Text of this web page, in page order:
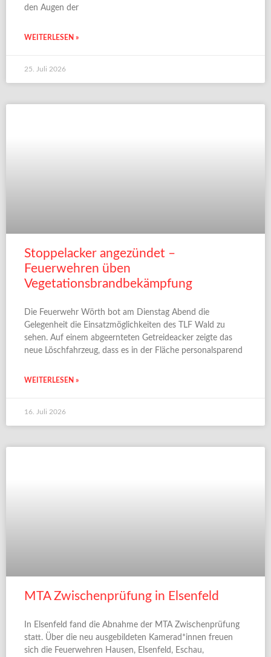
den Augen der
WEITERLESEN »
25. Juli 2026
Stoppelacker angezündet –
Feuerwehren üben
Vegetationsbrandbekämpfung
Die Feuerwehr Wörth bot am Dienstag Abend die
Gelegenheit die Einsatzmöglichkeiten des TLF Wald zu
sehen. Auf einem abgeernteten Getreideacker zeigte das
neue Löschfahrzeug, dass es in der Fläche personalsparend
WEITERLESEN »
16. Juli 2026
MTA Zwischenprüfung in Elsenfeld
In Elsenfeld fand die Abnahme der MTA Zwischenprüfung
statt. Über die neu ausgebildeten Kamerad*innen freuen
sich die Feuerwehren Hausen, Elsenfeld, Eschau,